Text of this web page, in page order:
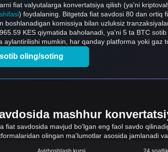
fiat valyutalarga konvertatsiya qilish (ya'ni
) foydalaning. Bitgetda fiat savdosi 80 dan ortiq
boshlanadigan komissiya bilan uzluksiz
KES qiymatida baholanadi, ya'ni 5 ta BTC
aylantirilishi mumkin, har qanday platforma yoki gaz
oling/soting
mashhur
fiat savdosida mavjud bo'lgan eng faol savdo
olingan ma'lumotlar asosida jamlanadi